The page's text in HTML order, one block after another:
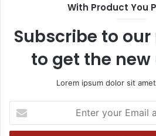
With Product You
Subscribe to
to get the
Lorem ipsum dolor sit
your
Email